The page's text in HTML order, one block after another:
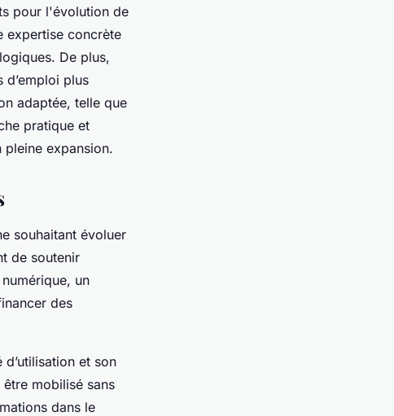
pour l'évolution de
expertise concrète
De plus,
plus
adaptée, telle que
pratique et
expansion.
souhaitant évoluer
de soutenir
un
des
et son
mobilisé sans
dans le